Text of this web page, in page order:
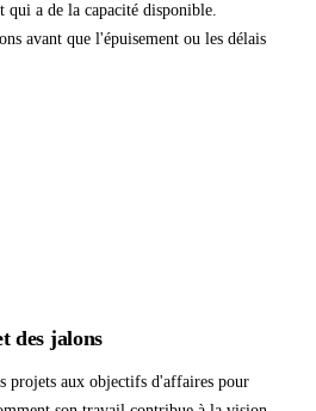
qui a de la capacité disponible.
avant que l'épuisement ou les délais
des jalons
projets aux objectifs d'affaires pour